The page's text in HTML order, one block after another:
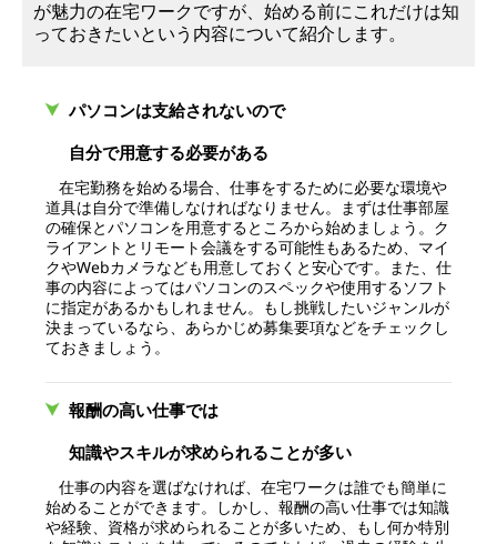
が魅力の在宅ワークですが、始める前にこれだけは知
っておきたいという内容について紹介します。
パソコンは支給されないので
自分で用意する必要がある
在宅勤務を始める場合、仕事をするために必要な環境や
道具は自分で準備しなければなりません。まずは仕事部屋
の確保とパソコンを用意するところから始めましょう。ク
ライアントとリモート会議をする可能性もあるため、マイ
クやWebカメラなども用意しておくと安心です。また、仕
事の内容によってはパソコンのスペックや使用するソフト
に指定があるかもしれません。もし挑戦したいジャンルが
決まっているなら、あらかじめ募集要項などをチェックし
ておきましょう。
報酬の高い仕事では
知識やスキルが求められることが多い
仕事の内容を選ばなければ、在宅ワークは誰でも簡単に
始めることができます。しかし、報酬の高い仕事では知識
や経験、資格が求められることが多いため、もし何か特別